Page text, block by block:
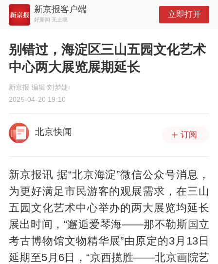
新京报客户端
好新闻 无止境
立即打开
别错过，海淀区三山五园文化艺术
中心两大展览展期延长
新京报 编辑 刘梦婕
2025-04-20 19:10
北京快闻 订阅
新京报讯 据“北京海淀”微信公众号消息，
为更好满足市民游客的观展需求，在三山
五园文化艺术中心举办的两大展览均延长
展出时间，“邂逅爱琴海——那不勒斯国立
考古博物馆文物精华展”由原定的3月13日
延期至5月6日，“京西揽胜——北京画院艺